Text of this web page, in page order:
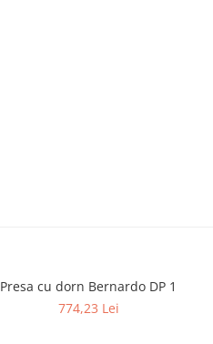
Presa cu dorn Bernardo DP 1
774,23 Lei